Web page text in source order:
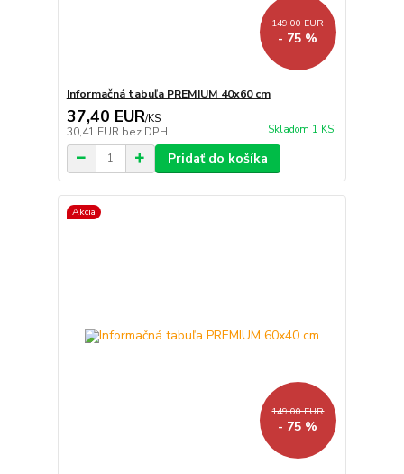
149,00 EUR
- 75 %
Informačná tabuľa PREMIUM 40x60 cm
37,40 EUR/KS
30,41 EUR bez DPH Skladom 1 KS
Pridať do košíka
Akcia
149,00 EUR
- 75 %